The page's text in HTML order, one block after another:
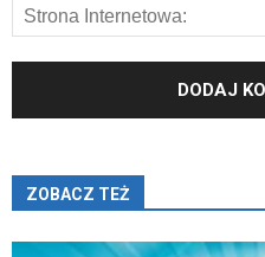
ZOBACZ TEŻ